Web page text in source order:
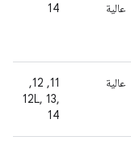
عالية 14
عالية
‫11, 12,
12L, 13,
14